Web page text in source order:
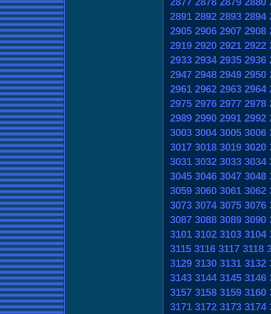
2891 2892 2893 2894
2905 2906 2907 2908
2919 2920 2921 2922
2933 2934 2935 2936
2947 2948 2949 2950
2961 2962 2963 2964
2975 2976 2977 2978
2989 2990 2991 2992
3003 3004 3005 3006
3017 3018 3019 3020
3031 3032 3033 3034
3045 3046 3047 3048
3059 3060 3061 3062
3073 3074 3075 3076
3087 3088 3089 3090
3101 3102 3103 3104
3115 3116 3117 3118
3129 3130 3131 3132
3143 3144 3145 3146
3157 3158 3159 3160
3171 3172 3173 3174